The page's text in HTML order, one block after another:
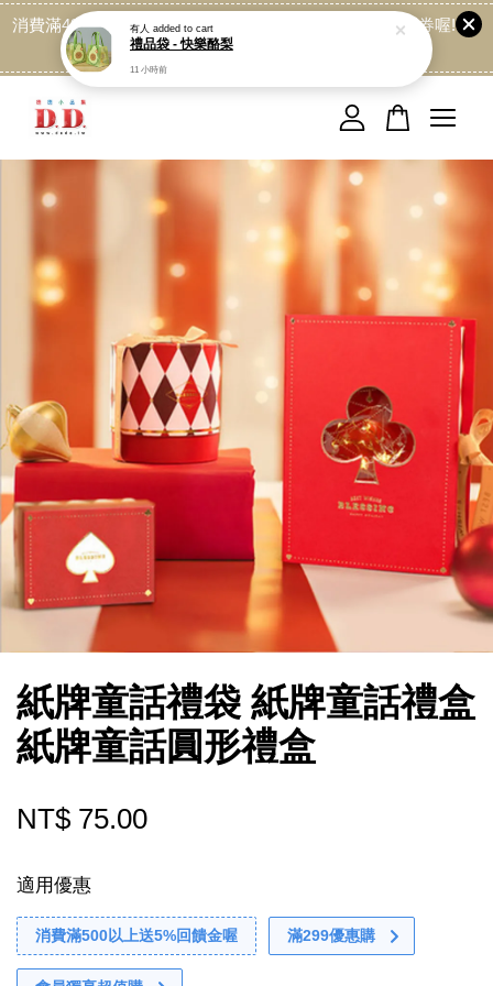
消費滿499免運喔, 記得加LINE:@dede168 領取專屬折扣券喔!
點我
紙牌童話禮袋 紙牌童話禮盒
紙牌童話圓形禮盒
NT$ 75.00
適用優惠
消費滿500以上送5%回饋金喔 滿299優惠購
您的購物車目前還是空的。
繼續購物